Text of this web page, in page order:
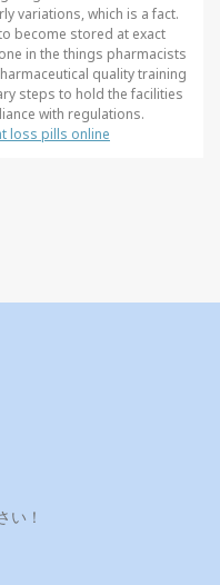
variations, which is a fact.
become stored at exact
in the things pharmacists
quality training
steps to hold the facilities
with regulations.
loss pills online
い！